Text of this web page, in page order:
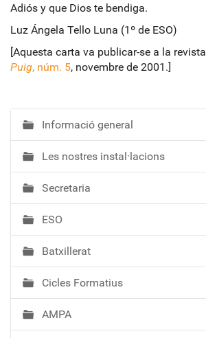
Adiós y que Dios te bendiga.
Luz Ángela Tello Luna (1º de ESO)
[Aquesta carta va publicar-se a la revista
Puig, núm. 5, novembre de 2001.]
N
a
v
e
g
a
c
ó
Informació general
Les nostres instal·lacions
Secretaria
ESO
Batxillerat
Cicles Formatius
AMPA